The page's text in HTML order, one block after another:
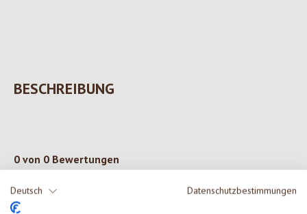
Deutsch Datenschutzbestimmungen
BESCHREIBUNG
0 von 0 Bewertungen
Durchschnittliche Bewertung von 0 von 5 Sternen
Gib eine Bewertung ab!